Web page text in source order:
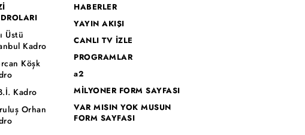
Üstü
Kadro
Köşk
Kadro
Orhan
HABERLER
YAYIN AKIŞI
CANLI TV İZLE
PROGRAMLAR
a2
MİLYONER FORM SAYFASI
VAR MISIN YOK MUSUN
FORM SAYFASI